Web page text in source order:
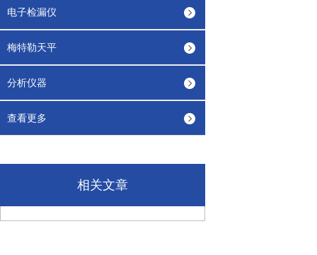
电子检漏仪
梅特勒天平
分析仪器
查看更多
相关文章